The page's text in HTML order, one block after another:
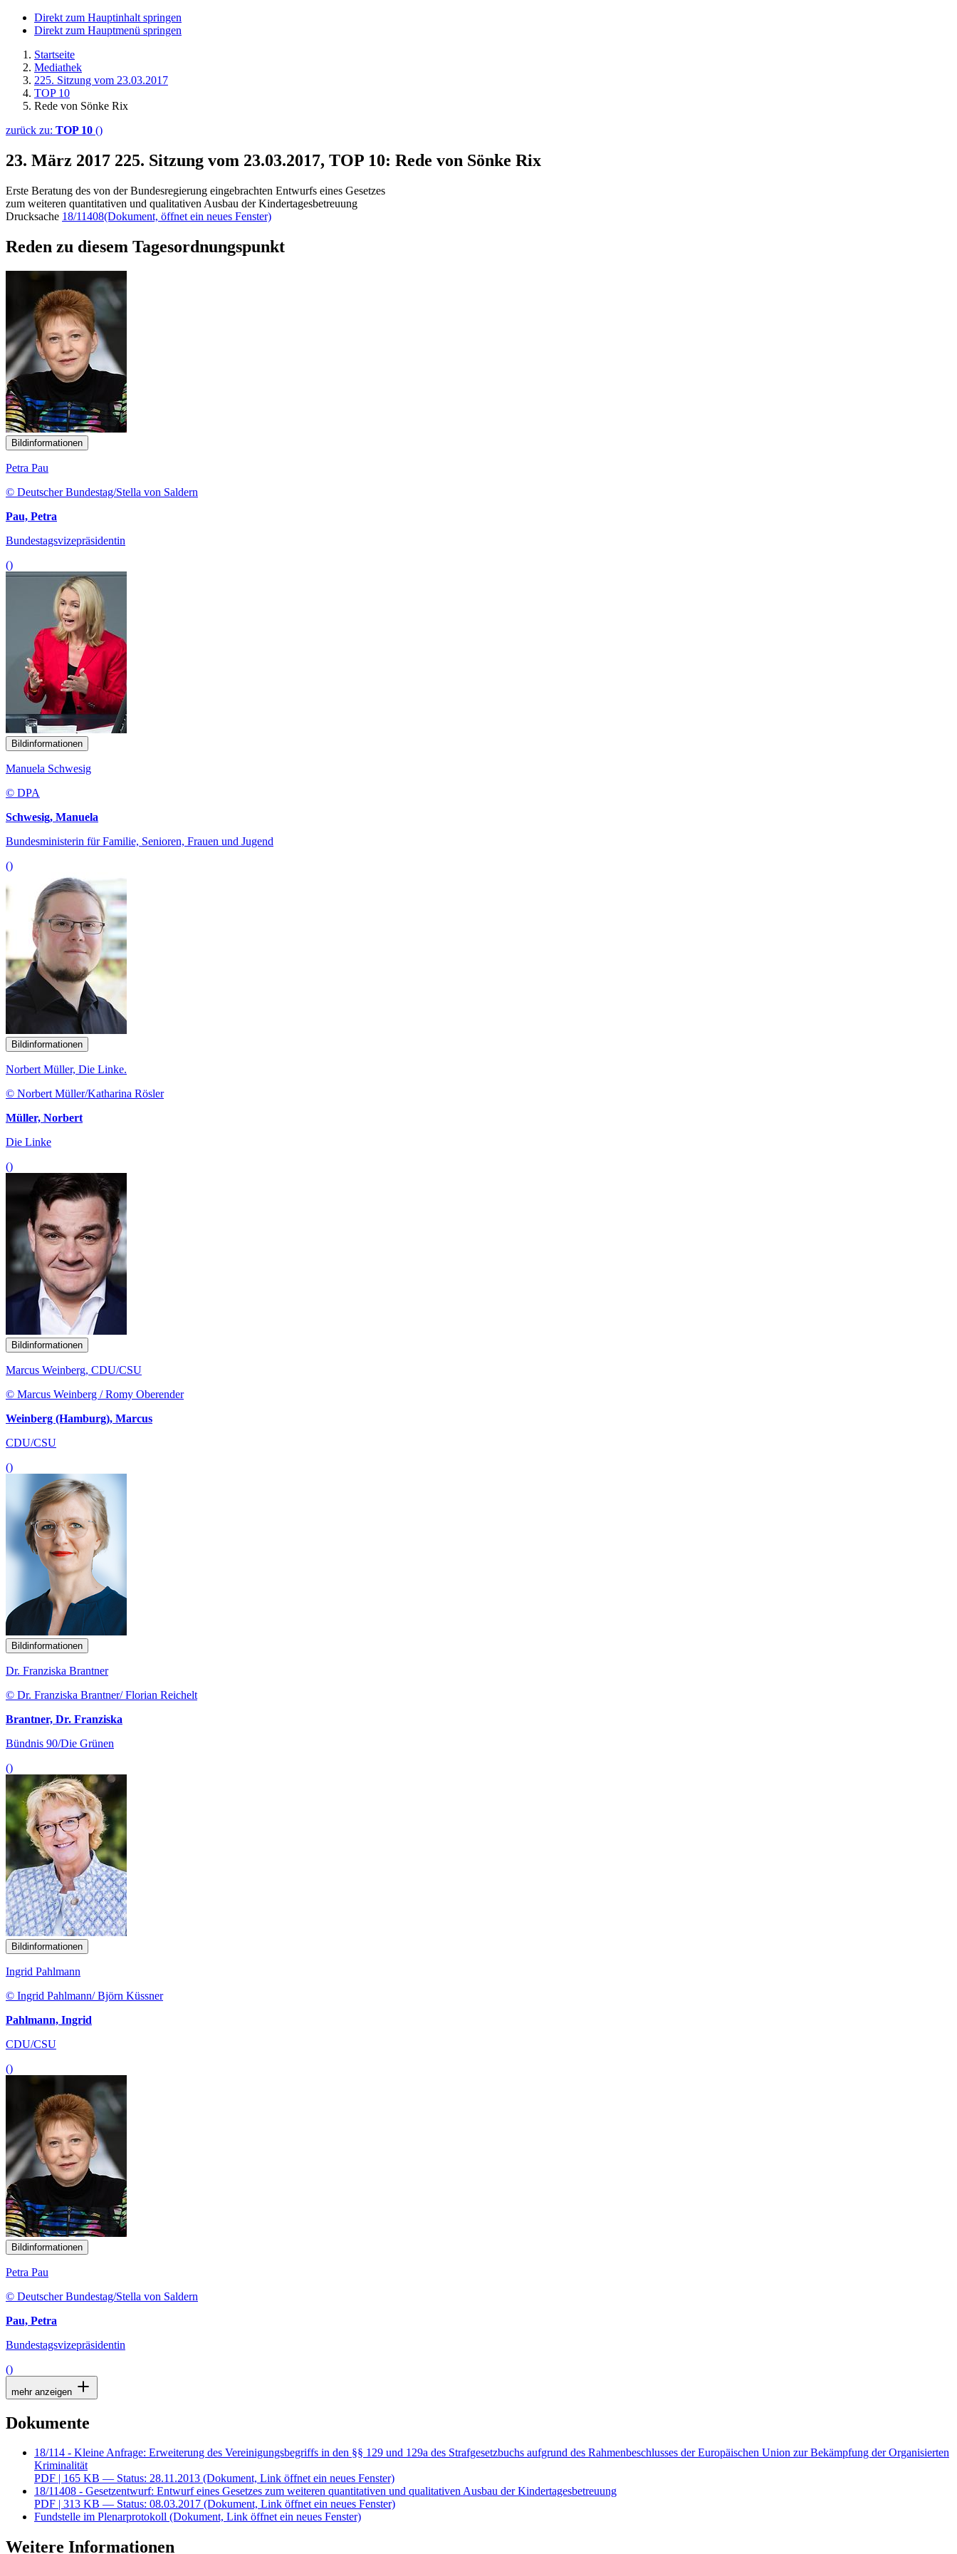
Direkt zum Hauptinhalt springen
Direkt zum Hauptmenü springen
Startseite
Mediathek
225. Sitzung vom 23.03.2017
TOP 10
Rede von Sönke Rix
zurück zu: TOP 10 ()
23. März 2017 225. Sitzung vom 23.03.2017, TOP 10: Rede von Sönke Rix
Erste Beratung des von der Bundesregierung eingebrachten Entwurfs eines Gesetzes
zum weiteren quantitativen und qualitativen Ausbau der Kindertagesbetreuung
Drucksache 18/11408(Dokument, öffnet ein neues Fenster)
Reden zu diesem Tagesordnungspunkt
Bildinformationen
Petra Pau
© Deutscher Bundestag/Stella von Saldern
Pau, Petra
Bundestagsvizepräsidentin
()
Bildinformationen
Manuela Schwesig
© DPA
Schwesig, Manuela
Bundesministerin für Familie, Senioren, Frauen und Jugend
()
Bildinformationen
Norbert Müller, Die Linke.
© Norbert Müller/Katharina Rösler
Müller, Norbert
Die Linke
()
Bildinformationen
Marcus Weinberg, CDU/CSU
© Marcus Weinberg / Romy Oberender
Weinberg (Hamburg), Marcus
CDU/CSU
()
Bildinformationen
Dr. Franziska Brantner
© Dr. Franziska Brantner/ Florian Reichelt
Brantner, Dr. Franziska
Bündnis 90/Die Grünen
()
Bildinformationen
Ingrid Pahlmann
© Ingrid Pahlmann/ Björn Küssner
Pahlmann, Ingrid
CDU/CSU
()
Bildinformationen
Petra Pau
© Deutscher Bundestag/Stella von Saldern
Pau, Petra
Bundestagsvizepräsidentin
()
mehr anzeigen
Dokumente
18/114 - Kleine Anfrage: Erweiterung des Vereinigungsbegriffs in den §§ 129 und 129a des Strafgesetzbuchs aufgrund des Rahmenbeschlusses der Europäischen Union zur Bekämpfung der Organisierten
Kriminalität
PDF | 165 KB — Status: 28.11.2013 (Dokument, Link öffnet ein neues Fenster)
18/11408 - Gesetzentwurf: Entwurf eines Gesetzes zum weiteren quantitativen und qualitativen Ausbau der Kindertagesbetreuung
PDF | 313 KB — Status: 08.03.2017 (Dokument, Link öffnet ein neues Fenster)
Fundstelle im Plenarprotokoll (Dokument, Link öffnet ein neues Fenster)
Weitere Informationen